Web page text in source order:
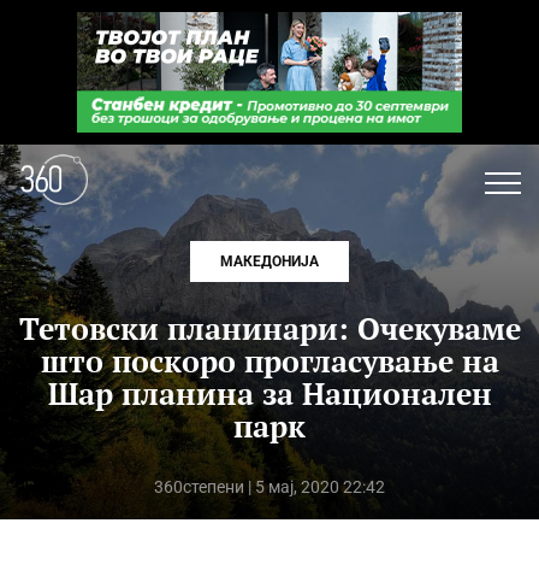
МАКЕДОНИЈА
Тетовски планинари: Очекуваме
што поскоро прогласување на
Шар планина за Национален
парк
360степени | 5 мај, 2020 22:42